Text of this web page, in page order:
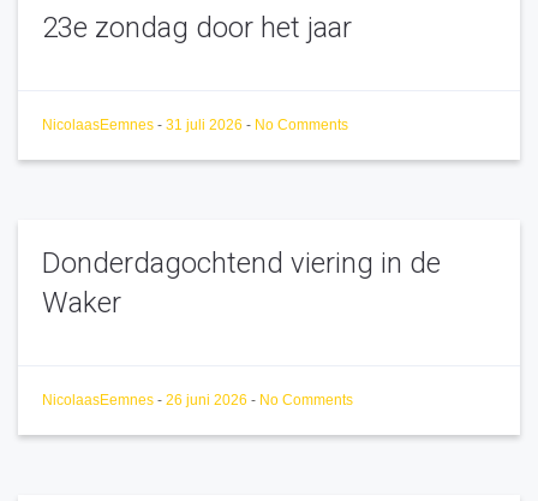
23e zondag door het jaar
NicolaasEemnes - 31 juli 2026 - No Comments
Donderdagochtend viering in de
Waker
NicolaasEemnes - 26 juni 2026 - No Comments